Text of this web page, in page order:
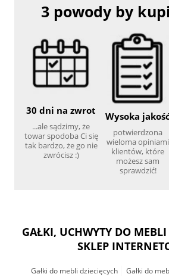
3 powody by
30 dni na zwrot
...ale sądzimy, że
towar spodoba Ci się
tak bardzo, że go nie
zwrócisz :)
Wysoka
potwierdzona
wieloma opiniami
klientów, które
możesz sam
sprawdzić!
GAŁKI, UCHWYTY DO
SKLEP
Gałki do mebli dziecięcych Gałki do